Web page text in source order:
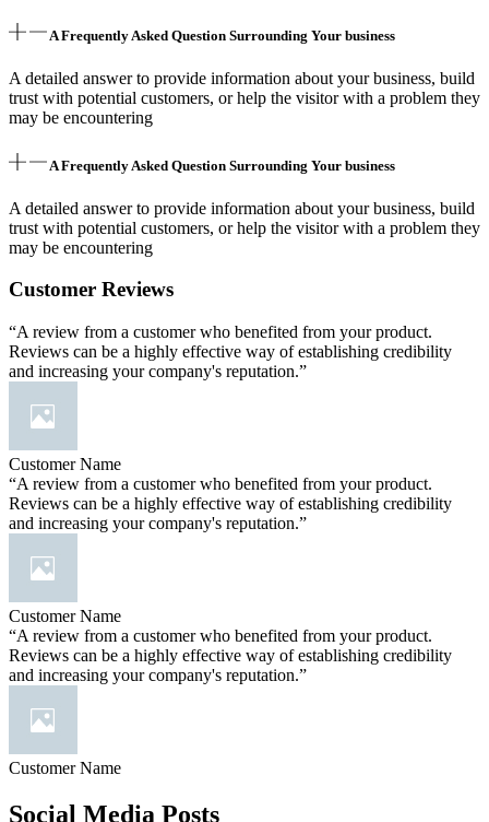
A Frequently Asked Question Surrounding Your business
A detailed answer to provide information about your business, build
trust with potential customers, or help the visitor with a problem they
may be encountering
A Frequently Asked Question Surrounding Your business
A detailed answer to provide information about your business, build
trust with potential customers, or help the visitor with a problem they
may be encountering
Customer Reviews
“A review from a customer who benefited from your product.
Reviews can be a highly effective way of establishing credibility
and increasing your company's reputation.”
Customer Name
“A review from a customer who benefited from your product.
Reviews can be a highly effective way of establishing credibility
and increasing your company's reputation.”
Customer Name
“A review from a customer who benefited from your product.
Reviews can be a highly effective way of establishing credibility
and increasing your company's reputation.”
Customer Name
Social Media Posts